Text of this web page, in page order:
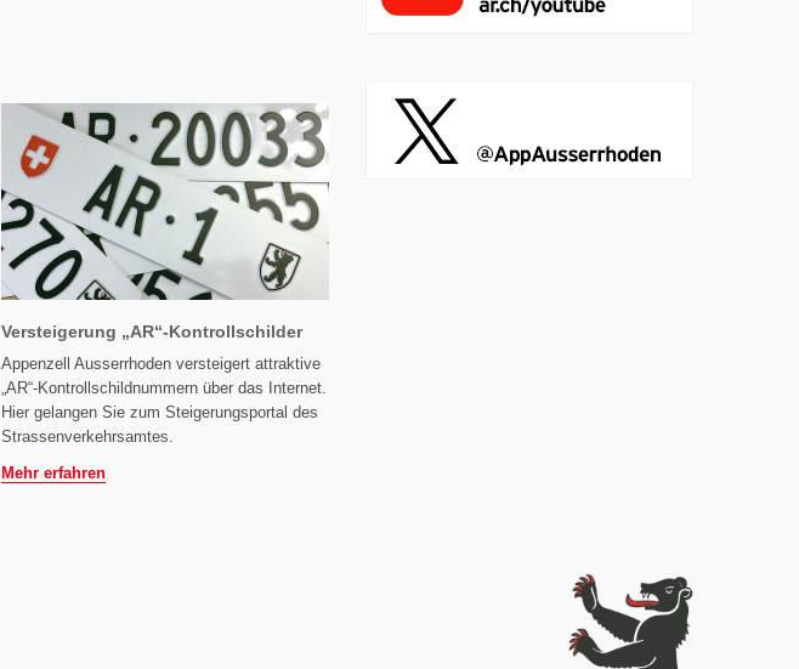
Versteigerung „AR“-Kontrollschilder
Appenzell Ausserrhoden versteigert attraktive
„AR“-Kontrollschildnummern über das Internet.
Hier gelangen Sie zum Steigerungsportal des
Strassenverkehrsamtes.
Mehr erfahren